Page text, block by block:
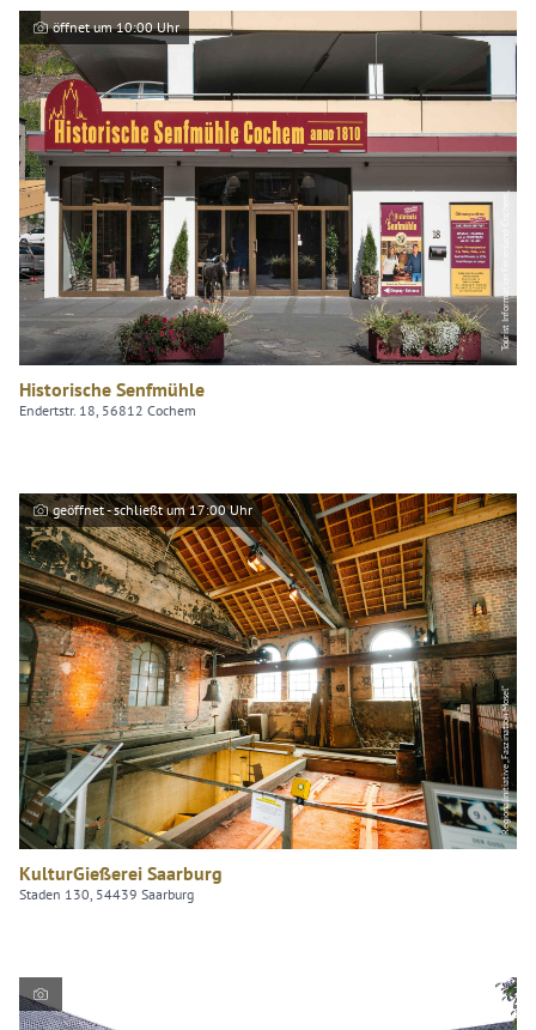
Tourist Information Ferienland-Cochem
öffnet um 10:00 Uhr
Historische Senfmühle
Endertstr. 18, 56812 Cochem
Regionalinitiative „Faszination Mosel"
geöffnet - schließt um 17:00 Uhr
KulturGießerei Saarburg
Staden 130, 54439 Saarburg